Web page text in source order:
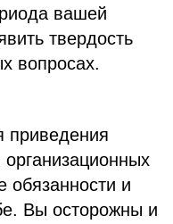
вашей
твердость
вопросах.
приведения
обязанности и
Вы осторожны и